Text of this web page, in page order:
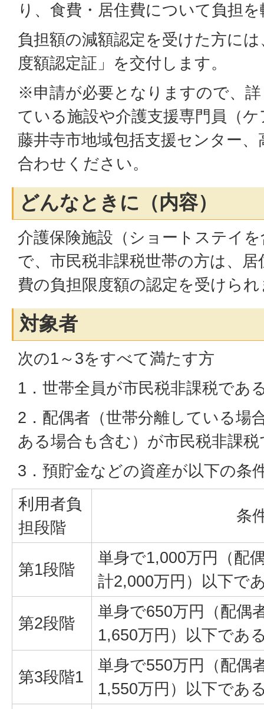
り、食費・居住費について負担
負担額の減額認定を受けた方に
度額認定証」を交付します。
※申請が必要となりますので、
ている施設や介護支援専門員（
藤井寺市地域包括支援センター
合わせください。
どんなときに（内容）
介護保険施設（ショートステイ
で、市民税非課税世帯の方は、
費の負担限度額の認定を受けら
対象者
次の1～3をすべて満たす方
1．世帯全員が市民税非課税であ
2．配偶者（世帯分離している場
ある場合も含む）が市民税非課
3．預貯金などの資産が以下の条
利用者負
担段階
条
第1段階
単身で1,000万円（配
計2,000万円）以下で
第2段階
単身で650万円（配偶
1,650万円）以下であ
第3段階1
単身で550万円（配偶
1,550万円）以下であ